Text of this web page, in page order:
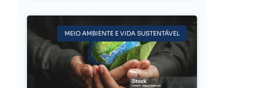
MEIO AMBIENTE E VIDA SUSTENTÁVEL